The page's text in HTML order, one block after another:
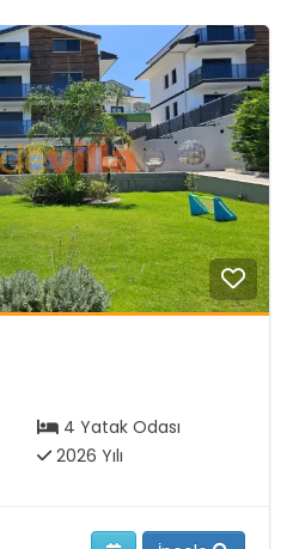
4 Yatak Odası
2026 Yılı